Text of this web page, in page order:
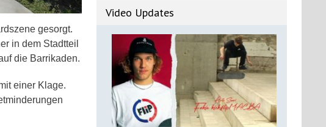
gesorgt.
in dem Stadtteil
die Barrikaden.
einer Klage.
Video Updates